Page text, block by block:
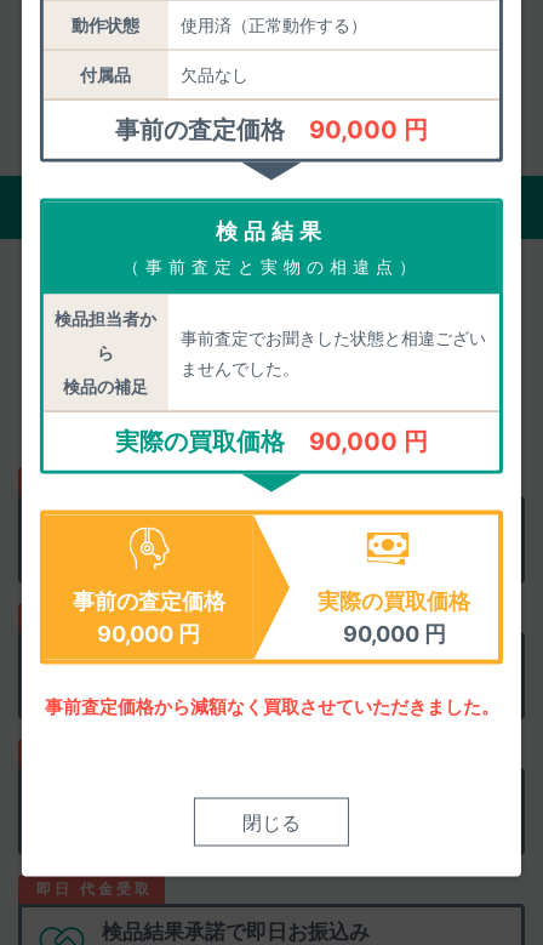
動作状態 使用済（正常動作する）
付属品 欠品なし
事前の査定価格 90,000 円
検品結果
（事前査定と実物の相違点）
検品担当者か
ら
検品の補足
事前査定でお聞きした状態と相違ござい
ませんでした。
実際の買取価格 90,000 円
事前の査定価格
90,000 円
実際の買取価格
90,000円
事前査定価格から減額なく買取させていただきました。
閉じる
お客様の声をもっと見る
買取の流れ
自宅にいながら買取がすべて完了。
買取代金のお支払いもお待たせしません。
正確な査定価格を
当日中に正確に査定します
正確な査定価格で他店と比較
買取上限価格にご注意を
事前査定に納得なら集荷を申込み
ウェブで簡単に申込めます
検品結果承諾で即日お振込み